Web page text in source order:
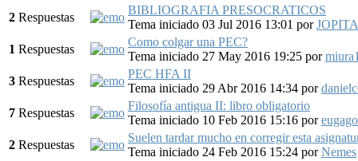
2 Respuestas
BIBLIOGRAFIA PRESOCRATICOS
Tema iniciado 03 Jul 2016 13:01 porJOPITA
1 Respuestas
Como colgar una PEC?
Tema iniciado 27 May 2016 19:25 por
3 Respuestas
PEC HFA II
Tema iniciado 29 Abr 2016 14:34 por
7 Respuestas
Filosofía antigua II: libro obligatorio
Tema iniciado 10 Feb 2016 15:16 poreugago
2 Respuestas
Suelen tardar mucho en corregir esta
Tema iniciado 24 Feb 2016 15:24 porNemes